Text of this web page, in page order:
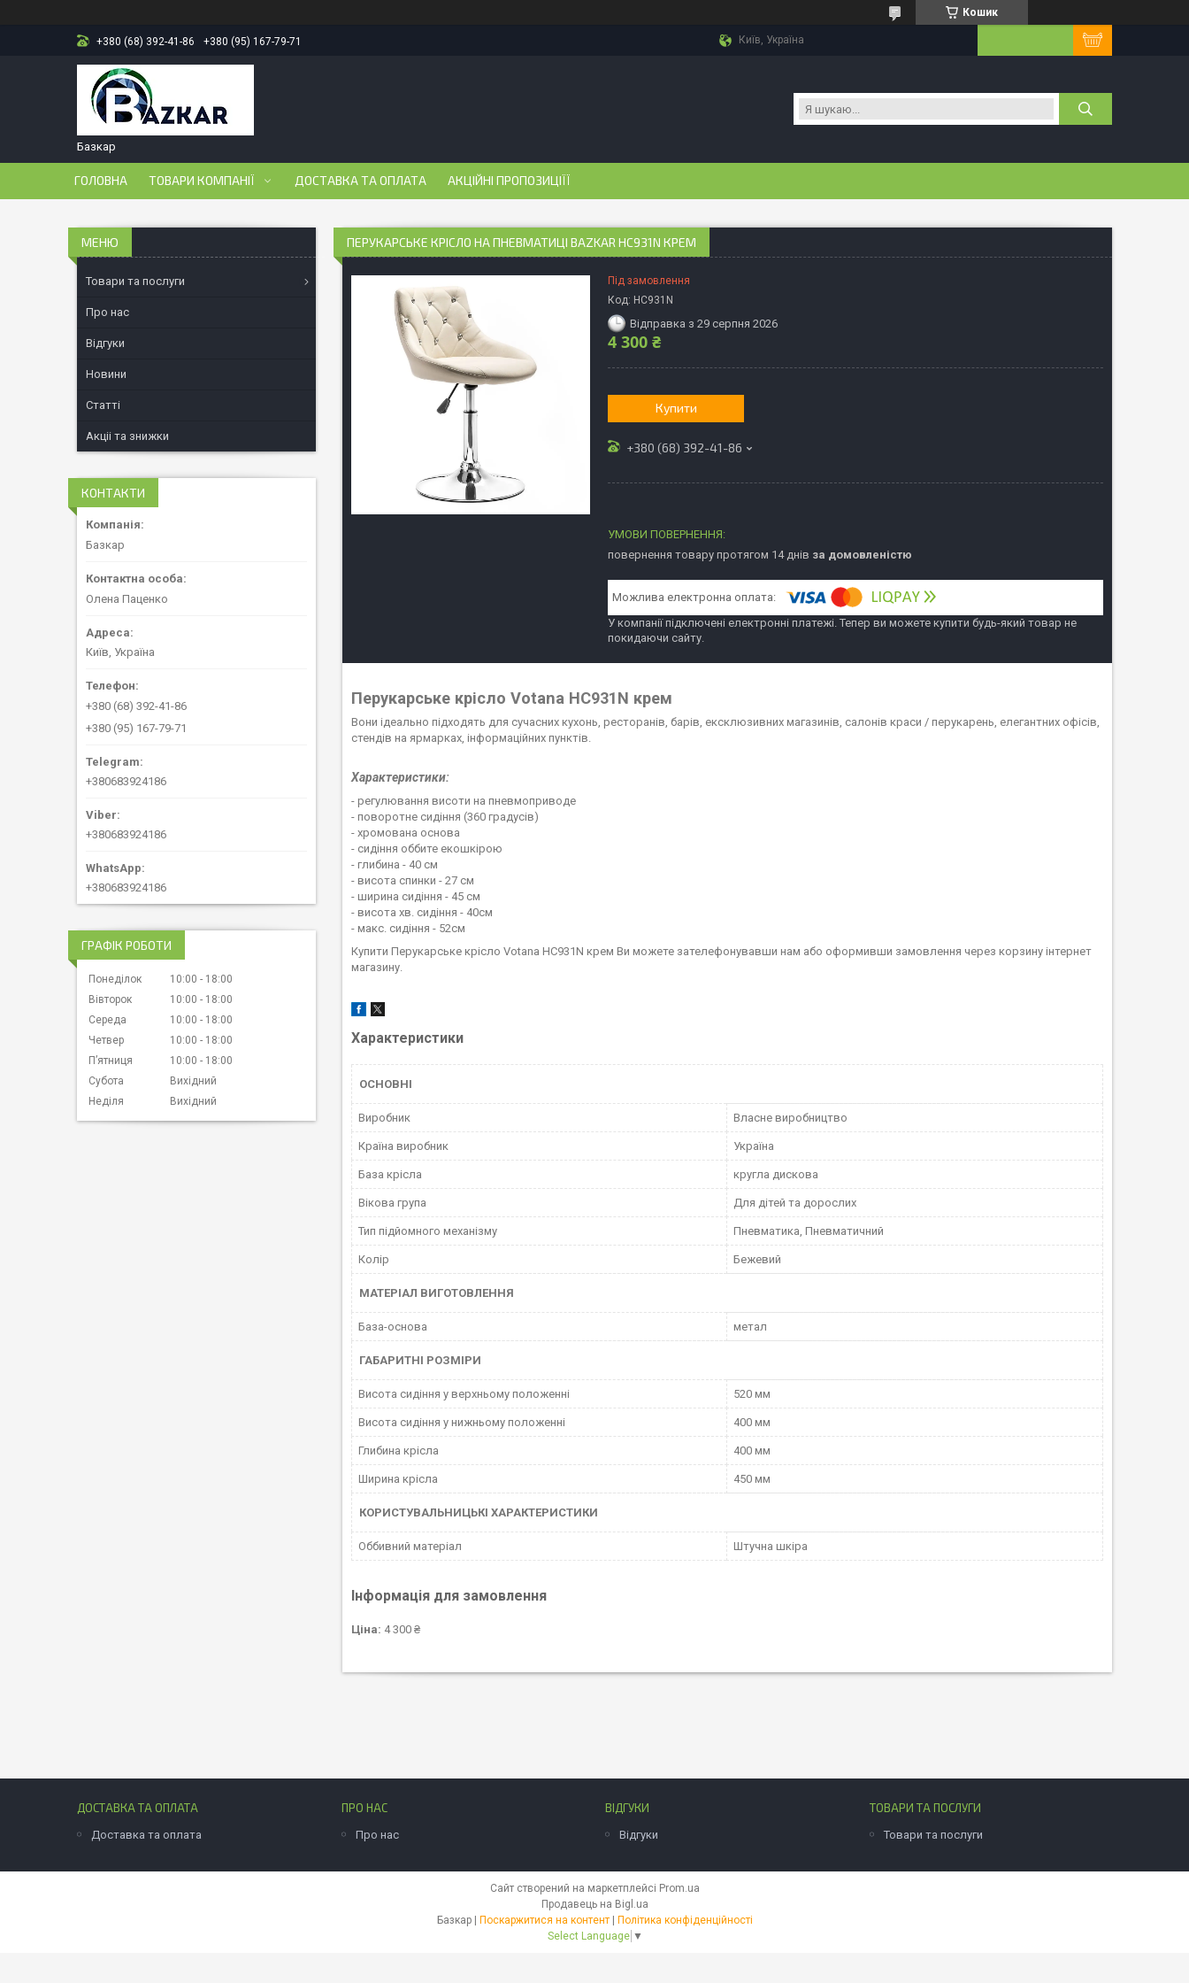
Кошик
+380 (68) 392-41-86 +380 (95) 167-79-71 Київ, Україна
Базкар
ГОЛОВНА ТОВАРИ КОМПАНІЇ ДОСТАВКА ТА ОПЛАТА АКЦІЙНІ ПРОПОЗИЦІЇЇ
ПЕРУКАРСЬКЕ КРІСЛО НА ПНЕВМАТИЦІ BAZKAR HC931N КРЕМ
Під замовлення
Код: HC931N
Відправка з 29 серпня 2026
4 300 ₴
Купити
+380 (68) 392-41-86
повернення товару протягом 14 днів за домовленістю
У компанії підключені електронні платежі. Тепер ви можете купити будь-який товар не
покидаючи сайту.
Перукарське крісло Votana HC931N крем
Вони ідеально підходять для сучасних кухонь, ресторанів, барів, ексклюзивних магазинів, салонів краси / перукарень, елегантних офісів,
стендів на ярмарках, інформаційних пунктів.
Характеристики:
- регулювання висоти на пневмоприводе
- поворотне сидіння (360 градусів)
- хромована основа
- сидіння оббите екошкірою
- глибина - 40 см
- висота спинки - 27 см
- ширина сидіння - 45 см
- висота хв. сидіння - 40см
- макс. сидіння - 52см
Купити Перукарське крісло Votana HC931N крем Ви можете зателефонувавши нам або оформивши замовлення через корзину інтернет
магазину.
Характеристики
ОСНОВНІ
Виробник Власне виробництво
Країна виробник Україна
База крісла кругла дискова
Вікова група Для дітей та дорослих
Тип підйомного механізму Пневматика, Пневматичний
Колір Бежевий
МАТЕРІАЛ ВИГОТОВЛЕННЯ
База-основа метал
ГАБАРИТНІ РОЗМІРИ
Висота сидіння у верхньому положенні 520 мм
Висота сидіння у нижньому положенні 400 мм
Глибина крісла 400 мм
Ширина крісла 450 мм
КОРИСТУВАЛЬНИЦЬКІ ХАРАКТЕРИСТИКИ
Оббивний матеріал Штучна шкіра
Інформація для замовлення
Ціна: 4 300 ₴
Товари та послуги
Про нас
Відгуки
Новини
Статті
Акціі та знижки
КОНТАКТИ
Базкар
Олена Паценко
Київ, Україна
+380 (68) 392-41-86
+380 (95) 167-79-71
+380683924186
+380683924186
+380683924186
ГРАФІК РОБОТИ
Понеділок 10:00
18:00
Вівторок
10:00
18:00
Середа
10:00
18:00
Четвер
10:00
18:00
Пʼятниця
10:00
18:00
Субота
Вихідний
Неділя
Вихідний
ДОСТАВКА ТА ОПЛАТА
Доставка та оплата
ПРО НАС
Про нас
ВІДГУКИ
Відгуки
ТОВАРИ ТА ПОСЛУГИ
Товари та послуги
Сайт створений на маркетплейсі Prom.ua
Продавець на Bigl.ua
Базкар | Поскаржитися на контент | Політика конфіденційності
Select Language ▼